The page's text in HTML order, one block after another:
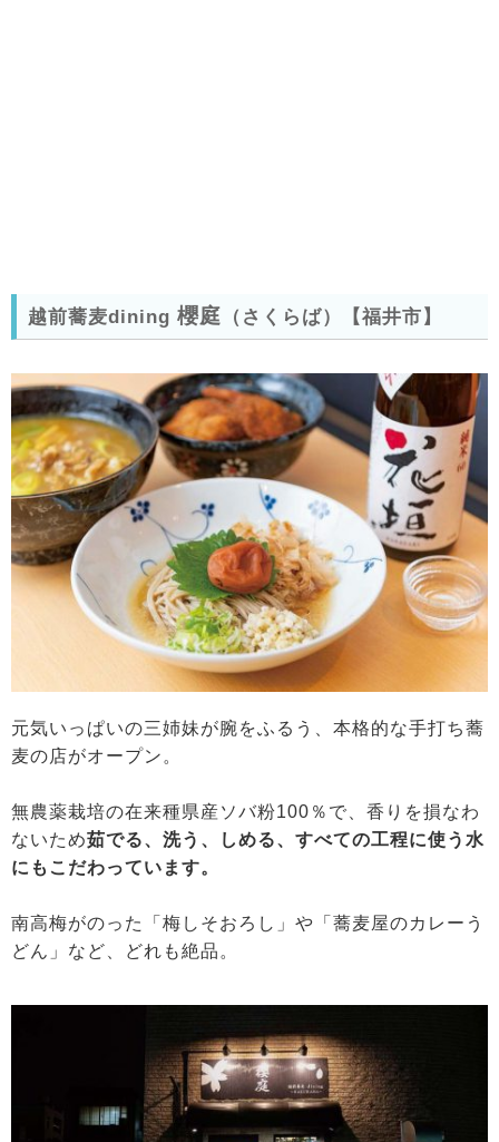
越前蕎麦dining 櫻庭 （さくらば） 【福井市】
元気いっぱいの三姉妹が腕をふるう、本格的な手打ち蕎
麦の店がオープン。
無農薬栽培の在来種県産ソバ粉100％で、香りを損なわ
ないため茹でる、洗う、しめる、すべての工程に使う水
にもこだわっています。
南高梅がのった「梅しそおろし」や「蕎麦屋のカレーう
どん」など、どれも絶品。